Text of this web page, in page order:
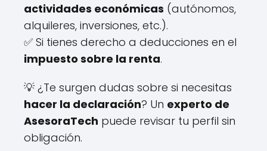
actividades económicas (autónomos,
alquileres, inversiones, etc.).
✅ Si tienes derecho a deducciones en el
impuesto sobre la renta.
💡 ¿Te surgen dudas sobre si necesitas
hacer la declaración? Un experto de
AsesoraTech puede revisar tu perfil sin
obligación.